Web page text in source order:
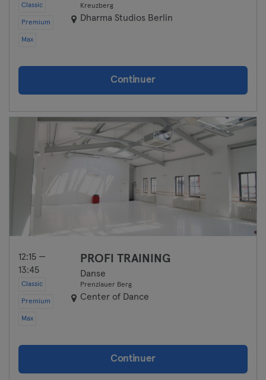
Classic
Premium
Max
Kreuzberg
Dharma Studios Berlin
Continuer
12:15 —
13:45
Classic
Premium
Max
PROFI TRAINING
Danse
Prenzlauer Berg
Center of Dance
Continuer